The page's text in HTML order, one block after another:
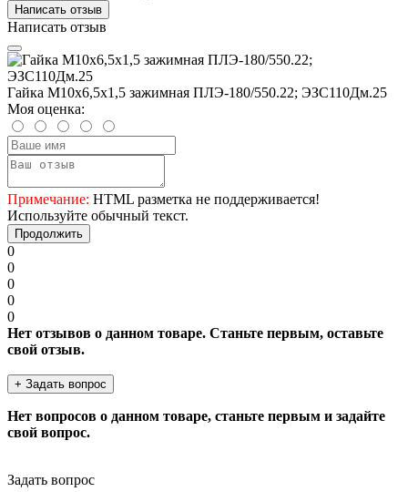
Написать отзыв
Написать отзыв
Гайка М10х6,5х1,5 зажимная ПЛЭ-180/550.22; ЭЗС110Дм.25
Моя оценка:
Примечание: HTML разметка не поддерживается!
Используйте обычный текст.
Продолжить
0
0
0
0
0
Нет отзывов о данном товаре. Станьте первым, оставьте
свой отзыв.
+ Задать вопрос
Нет вопросов о данном товаре, станьте первым и задайте
свой вопрос.
Задать вопрос